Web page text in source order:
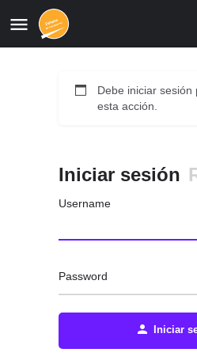
Debe iniciar sesión
esta acción.
Iniciar sesión
Username
Password
Iniciar